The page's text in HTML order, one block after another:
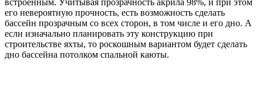
его невероятную прочность, есть возможность сделать
бассейн прозрачным со всех сторон, в том числе и его дно. А
если изначально планировать эту конструкцию при
строительстве яхты, то роскошным вариантом будет сделать
дно бассейна потолком спальной каюты.